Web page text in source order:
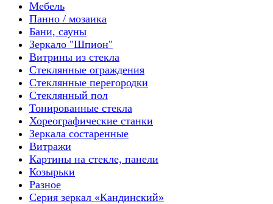
Мебель
Панно / мозаика
Бани, сауны
Зеркало "Шпион"
Витрины из стекла
Стеклянные ограждения
Стеклянные перегородки
Стеклянный пол
Тонированные стекла
Хореографические станки
Зеркала состаренные
Витражи
Картины на стекле, панели
Козырьки
Разное
Серия зеркал «Кандинский»